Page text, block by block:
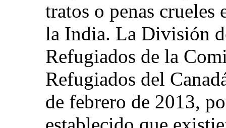
tratos o penas crueles
la India. La División
Refugiados de la
Refugiados del
de febrero de 2013,